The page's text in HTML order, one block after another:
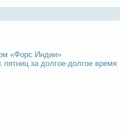
«Форс Индии»
за долгое-долгое время